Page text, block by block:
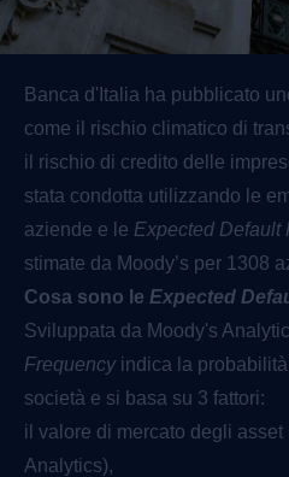
Banca d'Italia ha pubblicato
come il rischio climatico di
il rischio di credito delle
stata condotta utilizzando le
aziende e le Expected Default
stimate da Moody’s per 1308
Cosa sono le Expected
Sviluppata da Moody's
Frequencyindica la
società e si basa su 3 fattori:
il valore di mercato degli asset
Analytics),